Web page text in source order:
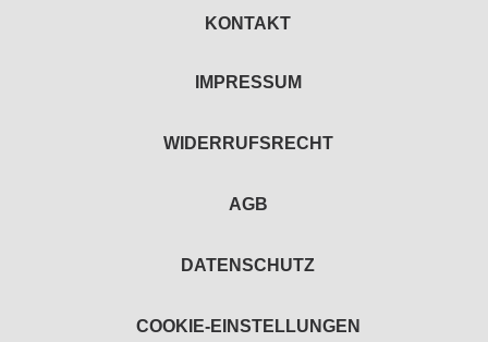
KONTAKT
IMPRESSUM
WIDERRUFSRECHT
AGB
DATENSCHUTZ
COOKIE-EINSTELLUNGEN